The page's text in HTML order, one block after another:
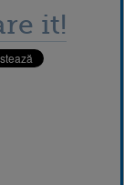
it!